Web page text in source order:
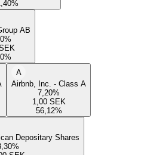
%
AB
%
%
A
Airbnb, Inc. - Class A
7,20%
1,00 SEK
56,12%
Depositary Shares
%